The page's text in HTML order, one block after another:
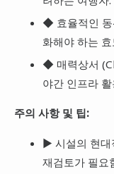
◆ 효율적인 동
화해야 하는
◆ 매력상서
야간 인프라
주의 사항 및 팁:
▶ 시설의 현대
재검토가 필요